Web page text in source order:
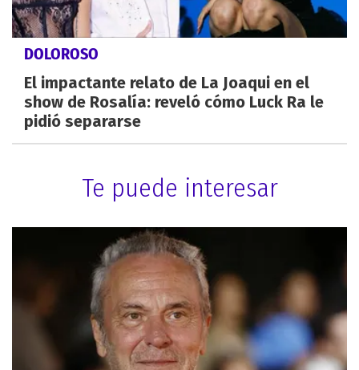
DOLOROSO
El impactante relato de La Joaqui en el
show de Rosalía: reveló cómo Luck Ra le
pidió separarse
Te puede interesar